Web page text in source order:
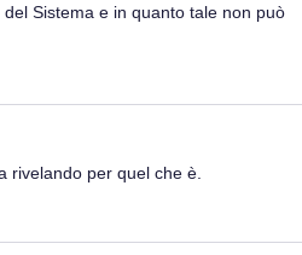
Sistema e in quanto tale non può
rivelando per quel che è.